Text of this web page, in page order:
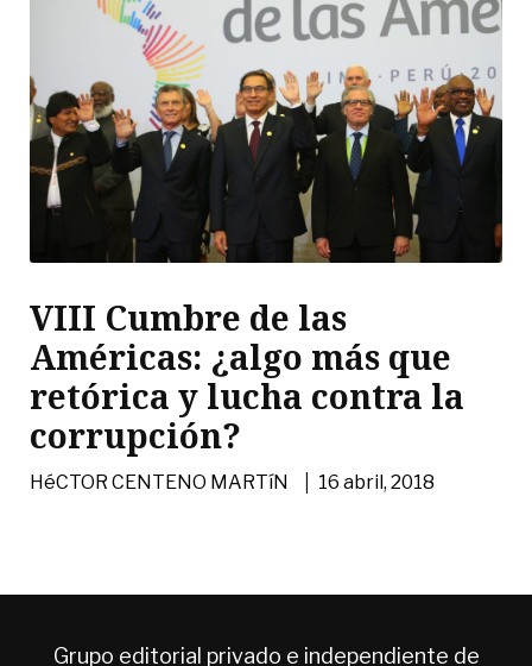
VIII Cumbre de las
Américas: ¿algo más que
retórica y lucha contra la
corrupción?
HéCTOR CENTENO MARTíN | 16 abril, 2018
Grupo editorial privado e independiente de